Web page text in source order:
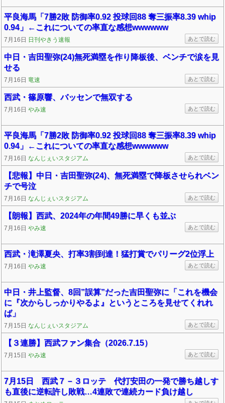
平良海馬「7勝2敗 防御率0.92 投球回88 奪三振率8.39 whip
0.94」←これについての率直な感想wwwwww
7月16日 日刊やきう速報 あとで読む
中日・吉田聖弥(24)無死満塁を作り降板後、ベンチで涙を見
せる
7月16日 竜速 あとで読む
西武・篠原響、バッセンで無双する
7月16日 やみ速 あとで読む
平良海馬「7勝2敗 防御率0.92 投球回88 奪三振率8.39 whip
0.94」←これについての率直な感想wwwwww
7月16日 なんじぇいスタジアム あとで読む
【悲報】中日・吉田聖弥(24)、無死満塁で降板させられベン
チで号泣
7月16日 なんじぇいスタジアム あとで読む
【朗報】西武、2024年の年間49勝に早くも並ぶ
7月16日 やみ速 あとで読む
西武・滝澤夏央、打率3割到達！猛打賞でパリーグ2位浮上
7月16日 やみ速 あとで読む
中日・井上監督、8回”誤算”だった吉田聖弥に「これを機会
に『次からしっかりやるよ』というところを見せてくれれ
ば」
7月15日 なんじぇいスタジアム あとで読む
【３連勝】西武ファン集合（2026.7.15）
7月15日 やみ速 あとで読む
7月15日 西武７－３ロッテ 代打安田の一発で勝ち越しす
も直後に逆転許し敗戦…4連敗で連続カード負け越し